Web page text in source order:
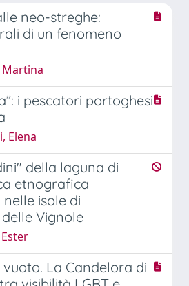
neo-streghe:
di un fenomeno
Martina
i pescatori portoghesi
Elena
della laguna di
etnografica
isole di
delle Vignole
La Candelora di